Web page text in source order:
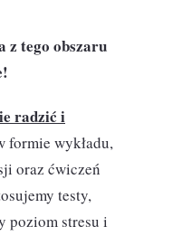
z tego obszaru
radzić i
formie wykładu,
oraz ćwiczeń
testy,
poziom stresu i